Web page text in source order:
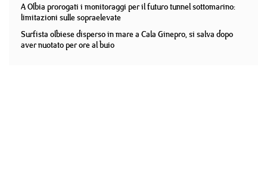
A Olbia prorogati i monitoraggi per il futuro tunnel sottomarino:
limitazioni sulle sopraelevate
Surfista olbiese disperso in mare a Cala Ginepro, si salva dopo
aver nuotato per ore al buio